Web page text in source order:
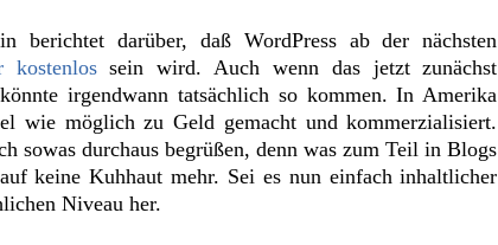
berichtet darüber, daß WordPress ab der nächsten
kostenlossein wird. Auch wenn das jetzt zunächst
irgendwann tatsächlich so kommen. In Amerika
wie möglich zu Geld gemacht und kommerzialisiert.
sowas durchaus begrüßen, denn was zum Teil in Blogs
keine Kuhhaut mehr. Sei es nun einfach inhaltlicher
Niveau her.